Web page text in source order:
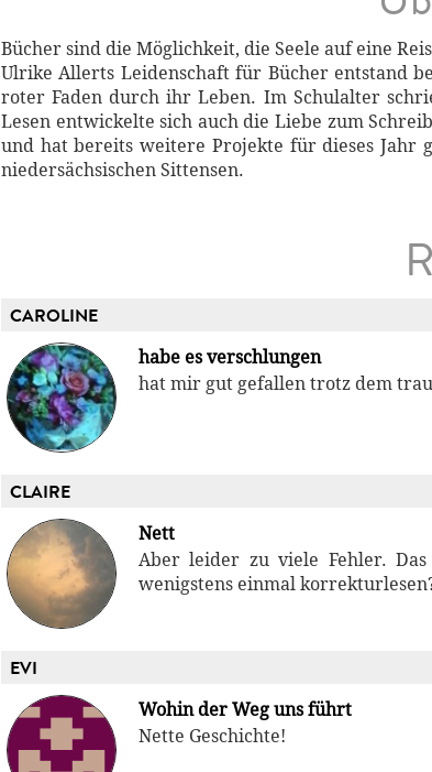
Bücher sind die Möglichkeit, die Seele auf eine
Ulrike Allerts Leidenschaft für Bücher entstand
roter Faden durch ihr Leben. Im Schulalter
Lesen entwickelte sich auch die Liebe zum
und hat bereits weitere Projekte für dieses
niedersächsischen Sittensen.
CAROLINE
habe es verschlungen
hat mir gut gefallen trotz dem
CLAIRE
Nett
Aber leider zu viele Fehler.
wenigstens einmal
EVI
Wohin der Weg uns führt
Nette Geschichte!